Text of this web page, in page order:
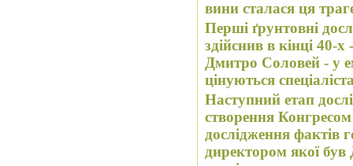
вини сталася ця
Перші ґрунтовні
здійснив в кінці 40-
Дмитро Соловей - у
цінуються
Наступний етап
створення
дослідження фактів
директором якої